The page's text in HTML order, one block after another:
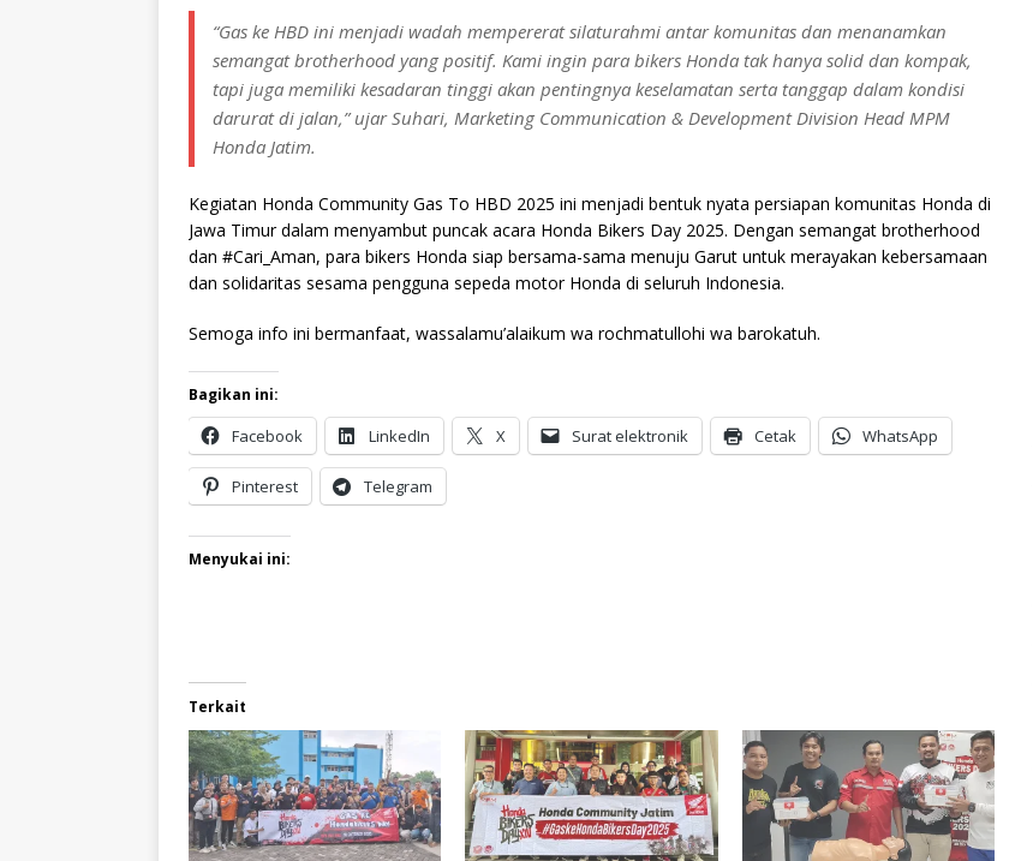
“Gas ke HBD ini menjadi wadah mempererat silaturahmi antar komunitas dan menanamkan
semangat brotherhood yang positif. Kami ingin para bikers Honda tak hanya solid dan kompak,
tapi juga memiliki kesadaran tinggi akan pentingnya keselamatan serta tanggap dalam kondisi
darurat di jalan,” ujar Suhari, Marketing Communication & Development Division Head MPM
Honda Jatim.
Kegiatan Honda Community Gas To HBD 2025 ini menjadi bentuk nyata persiapan komunitas Honda di
Jawa Timur dalam menyambut puncak acara Honda Bikers Day 2025. Dengan semangat brotherhood
dan #Cari_Aman, para bikers Honda siap bersama-sama menuju Garut untuk merayakan kebersamaan
dan solidaritas sesama pengguna sepeda motor Honda di seluruh Indonesia.
Semoga info ini bermanfaat, wassalamu’alaikum wa rochmatullohi wa barokatuh.
Bagikan ini:
Facebook LinkedIn X Surat elektronik Cetak WhatsApp
Pinterest Telegram
Menyukai ini:
Terkait